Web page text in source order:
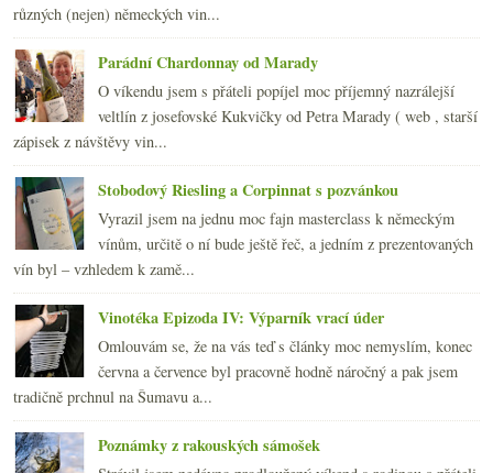
různých (nejen) německých vin...
Parádní Chardonnay od Marady
O víkendu jsem s přáteli popíjel moc příjemný nazrálejší
veltlín z josefovské Kukvičky od Petra Marady ( web , starší
zápisek z návštěvy vin...
Stobodový Riesling a Corpinnat s pozvánkou
Vyrazil jsem na jednu moc fajn masterclass k německým
vínům, určitě o ní bude ještě řeč, a jedním z prezentovaných
vín byl – vzhledem k zamě...
Vinotéka Epizoda IV: Výparník vrací úder
Omlouvám se, že na vás teď s články moc nemyslím, konec
června a července byl pracovně hodně náročný a pak jsem
tradičně prchnul na Šumavu a...
Poznámky z rakouských sámošek